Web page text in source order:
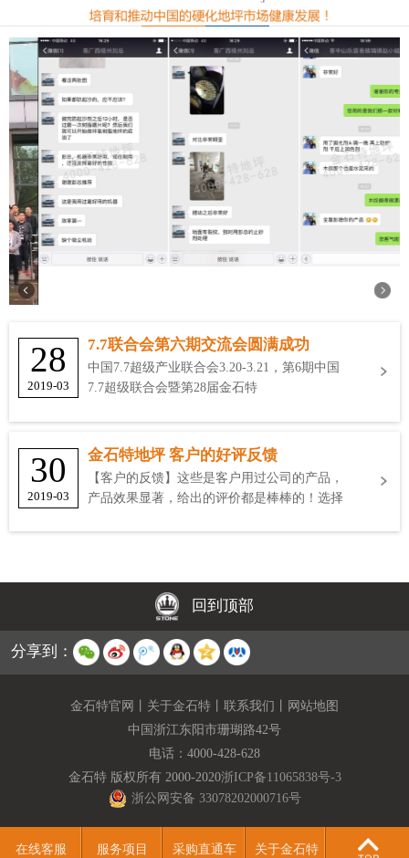
28
2019-03
7.7联合会第六期交流会圆满成功
中国7.7超级产业联合会3.20-3.21，第6期中国
7.7超级联合会暨第28届金石特
30
2019-03
金石特地坪 客户的好评反馈
【客户的反馈】这些是客户用过公司的产品，
产品效果显著，给出的评价都是棒棒的！选择
回到顶部
分享到：
金石特官网 关于金石特 联系我们
网站地图
中国浙江东阳市珊瑚路42号
电话： 4000-428-628
金石特 版权所有 2000-2020浙ICP备11065838号-3
浙公网安备 33078202000716号
在线客服 服务项目 采购直通车 关于金石特